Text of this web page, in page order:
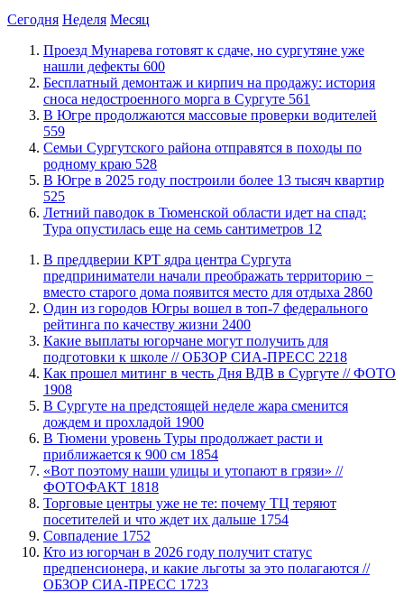
Сегодня Неделя Месяц
​Проезд Мунарева готовят к сдаче, но сургутяне уже
нашли дефекты 600
​Бесплатный демонтаж и кирпич на продажу: история
сноса недостроенного морга в Сургуте 561
​В Югре продолжаются массовые проверки водителей
559
​Семьи Сургутского района отправятся в походы по
родному краю 528
​В Югре в 2025 году построили более 13 тысяч квартир
525
​Летний паводок в Тюменской области идет на спад:
Тура опустилась еще на семь сантиметров 12
​В преддверии КРТ ядра центра Сургута
предприниматели начали преображать территорию −
вместо старого дома появится место для отдыха 2860
Один из городов Югры вошел в топ-7 федерального
рейтинга по качеству жизни 2400
Какие выплаты югорчане могут получить для
подготовки к школе // ОБЗОР СИА-ПРЕСС 2218
Как прошел митинг в честь Дня ВДВ в Сургуте // ФОТО
1908
В Сургуте на предстоящей неделе жара сменится
дождем и прохладой 1900
В Тюмени уровень Туры продолжает расти и
приближается к 900 см 1854
«Вот поэтому наши улицы и утопают в грязи» //
ФОТОФАКТ 1818
Торговые центры уже не те: почему ТЦ теряют
посетителей и что ждет их дальше 1754
​Совпадение 1752
Кто из югорчан в 2026 году получит статус
предпенсионера, и какие льготы за это полагаются //
ОБЗОР СИА-ПРЕСС 1723